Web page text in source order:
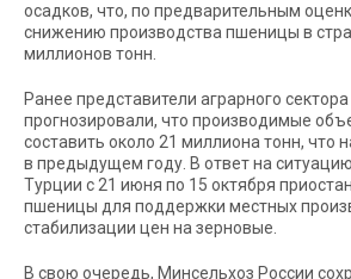
осадков, что, по предварительным
снижению производства пшеницы в
миллионов тонн.
Ранее представители аграрного
прогнозировали, что производимые
составить около 21 миллиона тонн, что
в предыдущем году. В ответ на
Турции с 21 июня по 15 октября
пшеницы для поддержки местных
стабилизации цен на зерновые.
В свою очередь, Минсельхоз России